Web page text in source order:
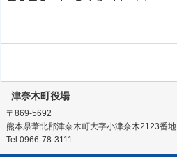
津奈木町役場
〒869-5692
熊本県葦北郡津奈木町大字小津奈木2123番地
Tel:0966-78-3111